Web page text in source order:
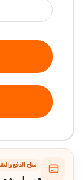
متاح الدفع